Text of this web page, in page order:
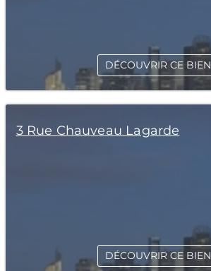
DÉCOUVRIR CE BIEN
3 Rue Chauveau Lagarde
DÉCOUVRIR CE BIEN